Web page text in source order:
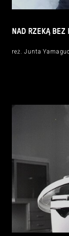
NAD RZEKĄ BEZ
reż. Junta